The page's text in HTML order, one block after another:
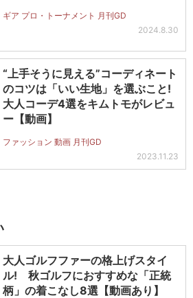
ギア プロ・トーナメント 月刊GD
2024.8.30
“上手そうに見える”コーディネート
のコツは「いい生地」を選ぶこと!
大人コーデ4選をキムトモがレビュ
ー【動画】
ファッション 動画 月刊GD
2023.11.23
大人ゴルフファーの格上げスタイ
ル! 秋ゴルフにおすすめな「正統
柄」の着こなし8選【動画あり】